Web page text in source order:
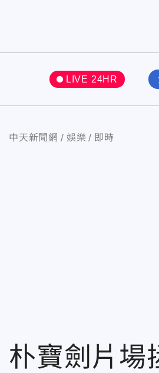
LIVE 24HR
中天新聞網 娛樂 即時
朴寶劍片場